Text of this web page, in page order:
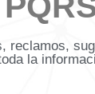
reclamos,
la